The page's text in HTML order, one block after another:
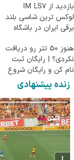
بازدید از IM LS7
لوکس ترین شاسی بلند
برقی ایران در باشگاه
هنوز 50 تتر رو دریافت
نکردی؟ | رایگان ثبت
نام کن و رایگان شروع
کن!
زنده پیشنهادی